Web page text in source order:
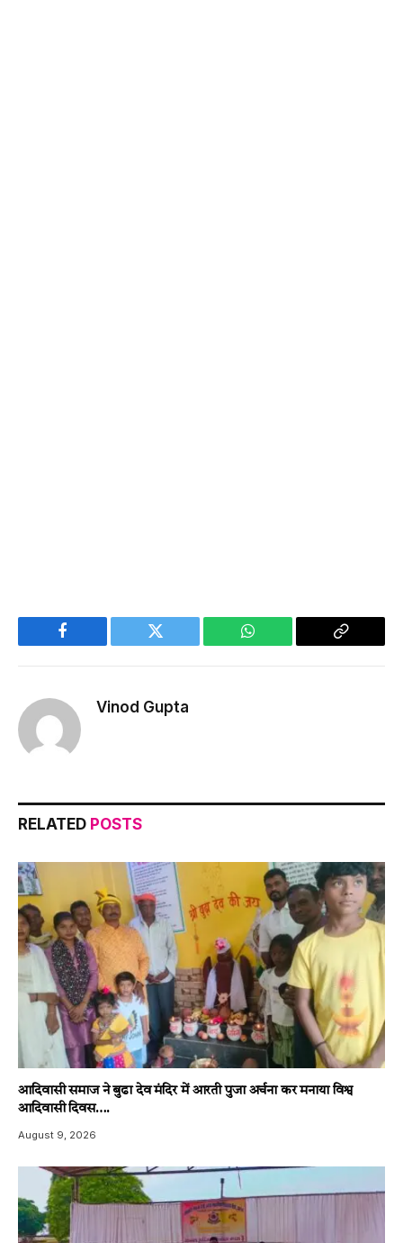
Facebook Twitter WhatsApp
Copy
Vinod Gupta
RELATED POSTS
आदिवासी समाज ने बुढा देव मंदिर में आरती पुजा अर्चना कर मनाया विश्व
आदिवासी दिवस….
August 9, 2026